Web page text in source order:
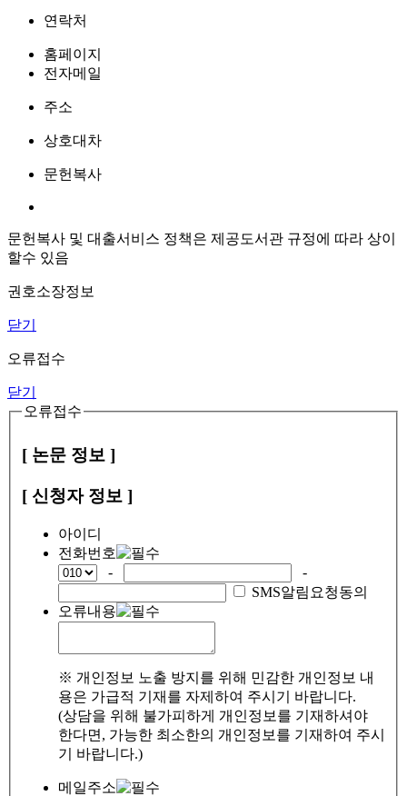
연락처
홈페이지
전자메일
주소
상호대차
문헌복사
문헌복사 및 대출서비스 정책은 제공도서관 규정에 따라 상이
할수 있음
권호소장정보
닫기
오류접수
닫기
오류접수
[ 논문 정보 ]
[ 신청자 정보 ]
아이디
전화번호
-
-
SMS알림요청동의
오류내용
※ 개인정보 노출 방지를 위해 민감한 개인정보 내
용은 가급적 기재를 자제하여 주시기 바랍니다.
(상담을 위해 불가피하게 개인정보를 기재하셔야
한다면, 가능한 최소한의 개인정보를 기재하여 주시
기 바랍니다.)
메일주소